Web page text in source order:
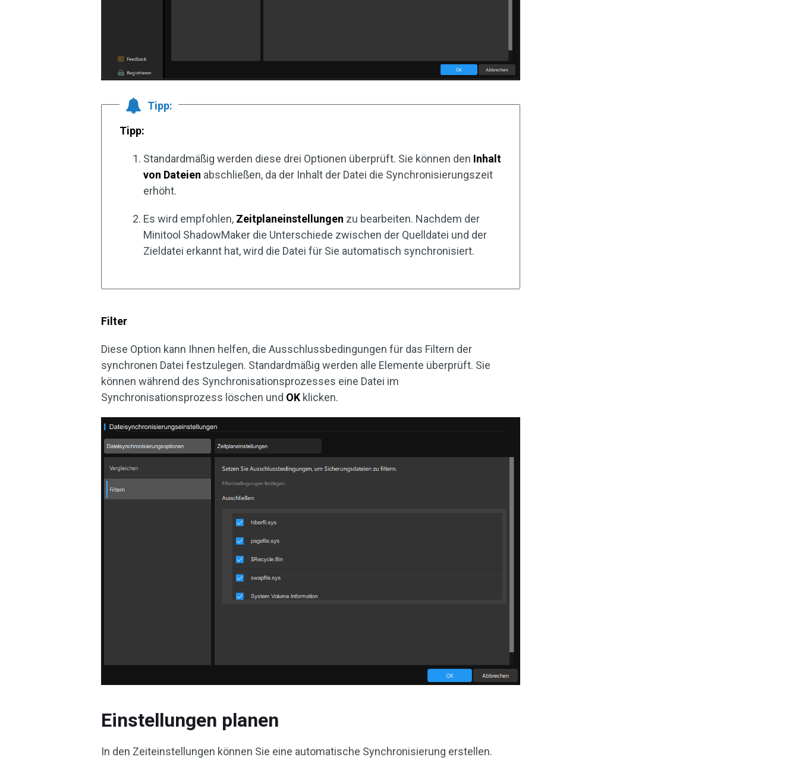
Tipp:
Tipp:
Standardmäßig werden diese drei Optionen überprüft. Sie können den Inhalt
von Dateien abschließen, da der Inhalt der Datei die Synchronisierungszeit
erhöht.
Es wird empfohlen, Zeitplaneinstellungen zu bearbeiten. Nachdem der
Minitool ShadowMaker die Unterschiede zwischen der Quelldatei und der
Zieldatei erkannt hat, wird die Datei für Sie automatisch synchronisiert.
Filter
Diese Option kann Ihnen helfen, die Ausschlussbedingungen für das Filtern der
synchronen Datei festzulegen. Standardmäßig werden alle Elemente überprüft. Sie
können während des Synchronisationsprozesses eine Datei im
Synchronisationsprozess löschen und OK klicken.
Einstellungen planen
In den Zeiteinstellungen können Sie eine automatische Synchronisierung erstellen.